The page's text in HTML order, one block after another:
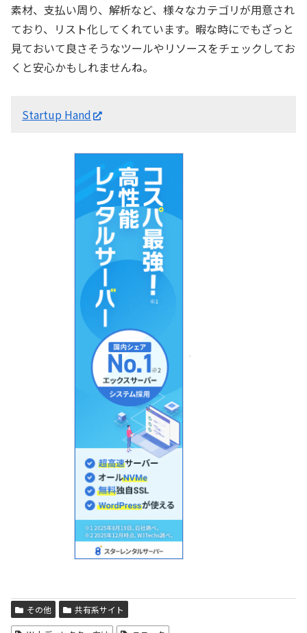
素材、支払い周り、解析など、様々なカテゴリが用意され
ており、リスト化してくれています。暇な時にでもざっと
見ておいて良さそうなツールやリソースをチェックしてお
くと安心かもしれませんね。
Startup Hand
その他 共有系サイト